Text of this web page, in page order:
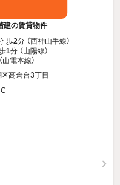
建の賃貸物件
歩2分 （西神山手線）
1分 （山陽線）
山電本線）
高倉台3丁目